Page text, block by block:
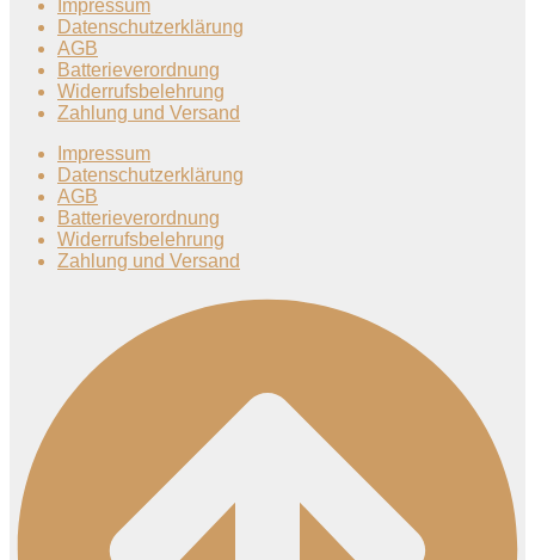
Impressum
Datenschutzerklärung
AGB
Batterieverordnung
Widerrufsbelehrung
Zahlung und Versand
Impressum
Datenschutzerklärung
AGB
Batterieverordnung
Widerrufsbelehrung
Zahlung und Versand